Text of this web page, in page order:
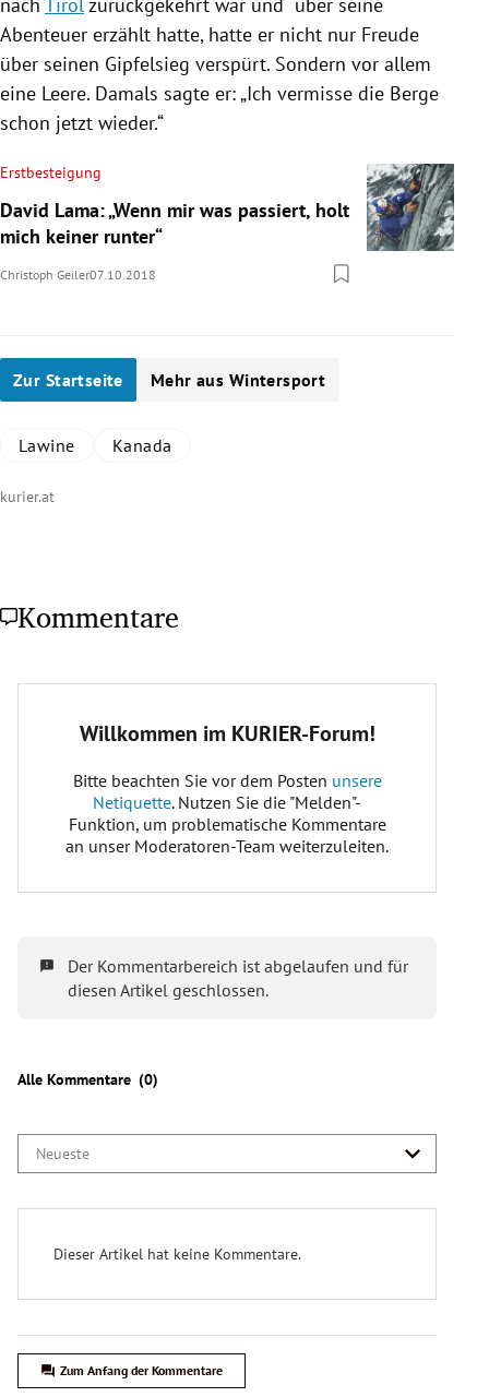
Abenteuer erzählt hatte, hatte er nicht nur Freude
über seinen Gipfelsieg verspürt. Sondern vor allem
eine Leere. Damals sagte er: „Ich vermisse die Berge
schon jetzt wieder.“
Erstbesteigung
David Lama: „Wenn mir was passiert, holt
mich keiner runter“
Christoph Geiler07.10.2018
Zur Startseite Mehr aus Wintersport
Lawine Kanada
kurier.at
Kommentare